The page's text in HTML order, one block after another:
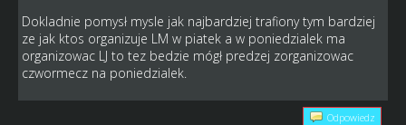
Dokladnie pomysł mysle jak najbardziej trafiony tym bardziej
ze jak ktos organizuje LM w piatek a w poniedzialek ma
organizowac LJ to tez bedzie mógł predzej zorganizowac
czwormecz na poniedzialek.
Odpowiedz